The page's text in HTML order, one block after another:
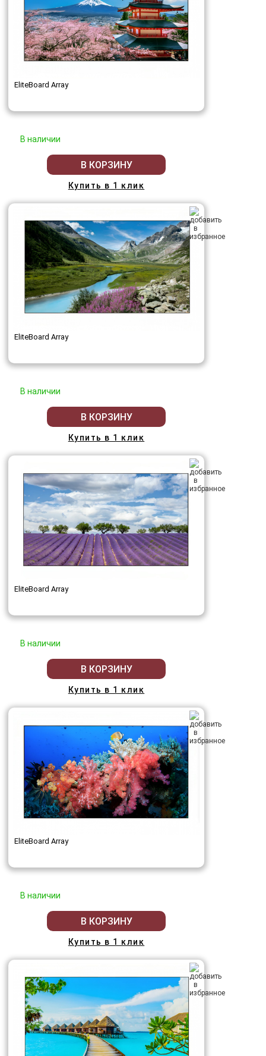
EliteBoard Array
В наличии
В КОРЗИНУ
Купить в 1 клик
EliteBoard Array
В наличии
В КОРЗИНУ
Купить в 1 клик
EliteBoard Array
В наличии
В КОРЗИНУ
Купить в 1 клик
EliteBoard Array
В наличии
В КОРЗИНУ
Купить в 1 клик